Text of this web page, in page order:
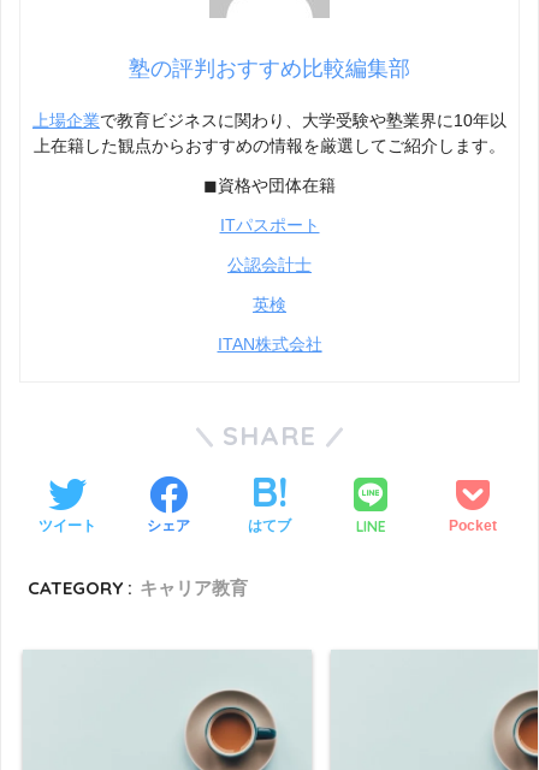
塾の評判おすすめ比較編集部
上場企業で教育ビジネスに関わり、大学受験や塾業界に10年以
上在籍した観点からおすすめの情報を厳選してご紹介します。
◼︎資格や団体在籍
ITパスポート
公認会計士
英検
ITAN株式会社
SHARE
ツイート シェア はてブ LINE Pocket
CATEGORY : キャリア教育